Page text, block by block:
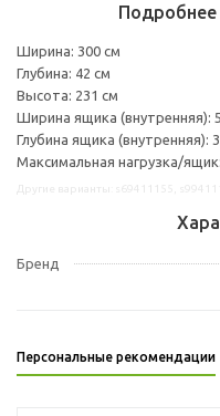
Подробнее
Ширина: 300 см
Глубина: 42 см
Высота: 231 см
Ширина ящика (внутренняя):
Глубина ящика (внутренняя):
Максимальная нагрузка/
Бренд
Персональные рекомендации